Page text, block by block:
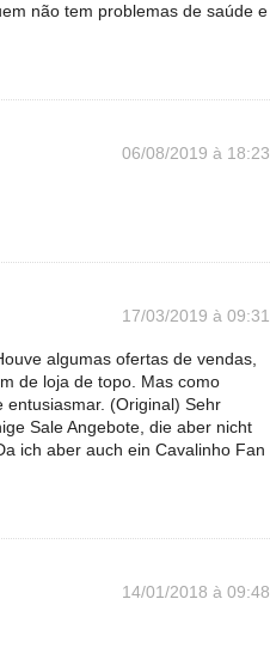
não tem problemas de saúde e
06/08/2019 à 18:23
17/03/2019 à 09:31
algumas ofertas de vendas,
de loja de topo. Mas como
(Original) Sehr
Sale Angebote, die aber nicht
ich aber auch ein Cavalinho Fan
14/01/2018 à 09:48